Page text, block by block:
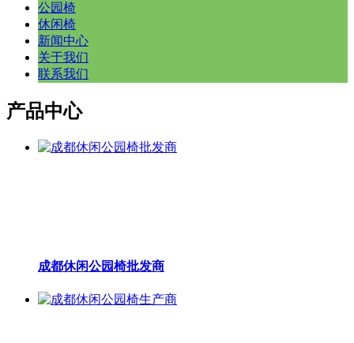
公园椅
休闲椅
新闻中心
关于我们
联系我们
产品中心
成都休闲公园椅批发商